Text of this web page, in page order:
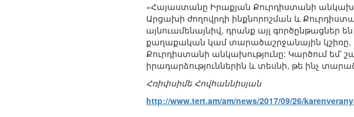
«Հայաստանը Իրաքյան Քուրդիստանի
Արցախի ժողովրդի ինքնորոշման և
այնուամենայնիվ, դրանք այլ գործընթացներ
քաղաքական կամ տարածաշրջանային կշիռը,
Քուրդիստանի անկախությունը: Կարծում եմ՝
իրադարձություններին և տեսնի, թե ինչ
Հռիփսիմե Հովհաննիսյան
http://www.tert.am/am/news/2017/09/26/